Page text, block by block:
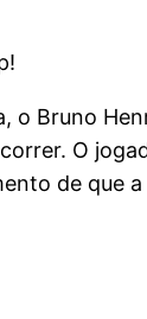
Bruno
O
de que